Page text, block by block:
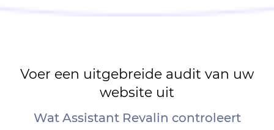
Voer een uitgebreide audit van uw
website uit
Wat Assistant Revalin controleert